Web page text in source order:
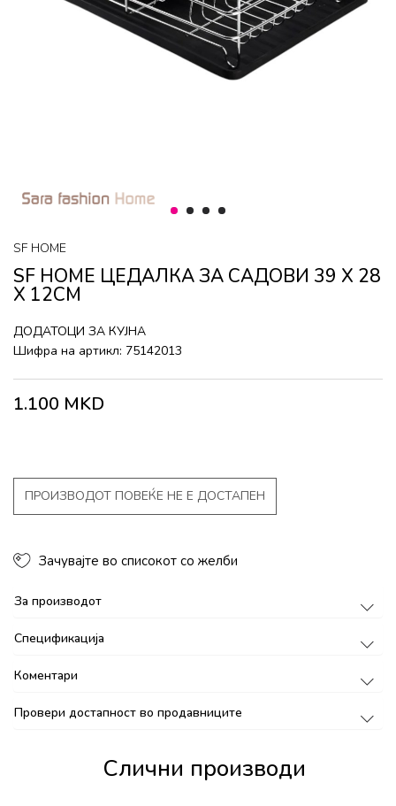
1 2 3 4
SF HOME
SF HOME ЦЕДАЛКА ЗА САДОВИ 39 Х 28
Х 12CM
ДОДАТОЦИ ЗА КУЈНА
Шифра на артикл: 75142013
1.100 MKD
ПРОИЗВОДОТ ПОВЕЌЕ НЕ Е ДОСТАПЕН
Зачувајте во списокот со желби
За производот
Спецификација
Коментари
Провери достапност во продавниците
Слични производи